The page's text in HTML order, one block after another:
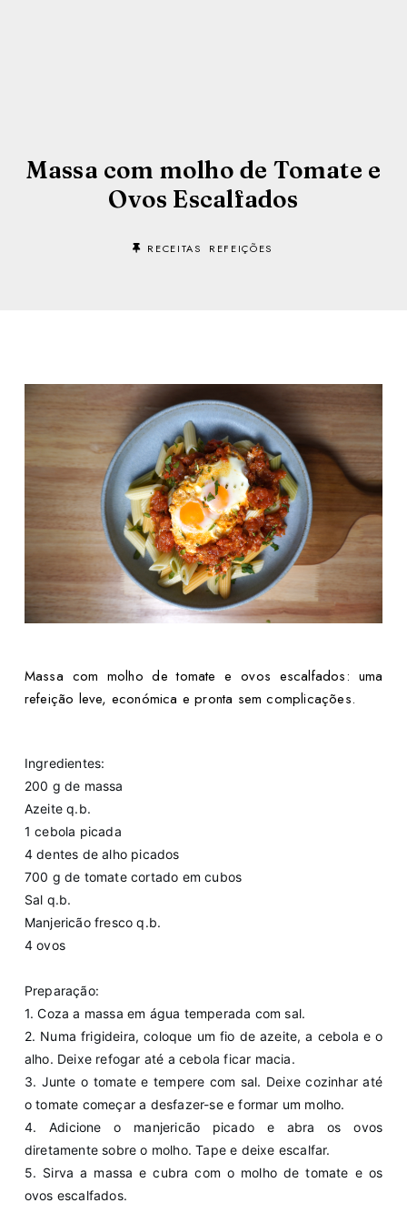
Massa com molho de Tomate e
Ovos Escalfados
RECEITAS REFEIÇÕES
Massa com molho de tomate e ovos escalfados: uma
refeição leve, económica e pronta sem complicações.
Ingredientes:
200 g de massa
Azeite q.b.
1 cebola picada
4 dentes de alho picados
700 g de tomate cortado em cubos
Sal q.b.
Manjericão fresco q.b.
4 ovos
Preparação:
1. Coza a massa em água temperada com sal.
2. Numa frigideira, coloque um fio de azeite, a cebola e o
alho. Deixe refogar até a cebola ficar macia.
3. Junte o tomate e tempere com sal. Deixe cozinhar até
o tomate começar a desfazer-se e formar um molho.
4. Adicione o manjericão picado e abra os ovos
diretamente sobre o molho. Tape e deixe escalfar.
5. Sirva a massa e cubra com o molho de tomate e os
ovos escalfados.